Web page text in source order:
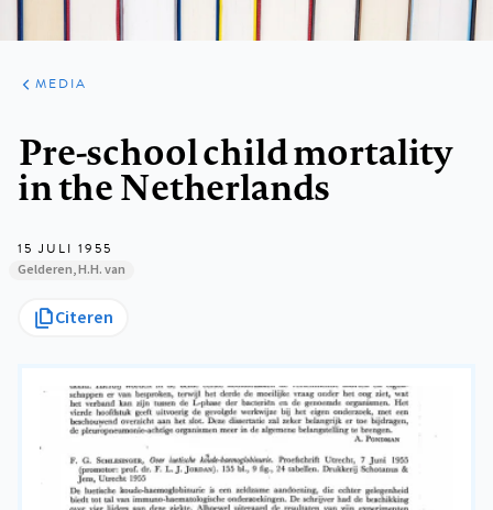
ARTIKELEN
VARIA
MEDIA
Pre-school child mortality
in the Netherlands
15 JULI 1955
Gelderen, H.H. van
Citeren